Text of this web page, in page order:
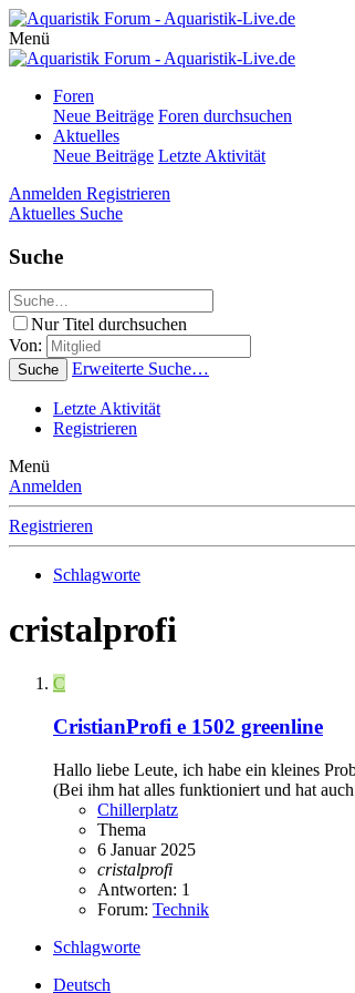
Menü
Foren
Neue Beiträge Foren durchsuchen
Aktuelles
Neue Beiträge Letzte Aktivität
Anmelden Registrieren
Aktuelles Suche
Suche
Nur Titel durchsuchen
Von:
Suche Erweiterte Suche…
Letzte Aktivität
Registrieren
Menü
Anmelden
Registrieren
Schlagworte
cristalprofi
C
CristianProfi e 1502 greenline
Hallo liebe Leute, ich habe ein kleines
(Bei ihm hat alles funktioniert und hat
Chillerplatz
Thema
6 Januar 2025
cristalprofi
Antworten: 1
Forum: Technik
Schlagworte
Deutsch